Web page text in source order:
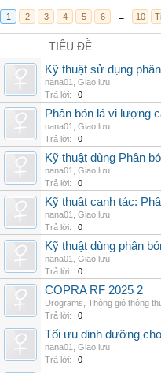
1 2 3 4 5 6 → 10
TIÊU ĐỀ
Kỹ thuật sử dụng
nana01
Giao lưu
Trả lời:
0
Phân bón lá vi lượng
nana01
Giao lưu
Trả lời:
0
Kỹ thuật dùng Phân
nana01
Giao lưu
Trả lời:
0
Kỹ thuật canh tác:
nana01
Giao lưu
Trả lời:
0
Kỹ thuật dùng phân
nana01
Giao lưu
Trả lời:
0
COPRA RF 2025 2
Drograms Thông gió thông
Trả lời:
0
Tối ưu dinh dưỡng
nana01
Giao lưu
Trả lời:
0